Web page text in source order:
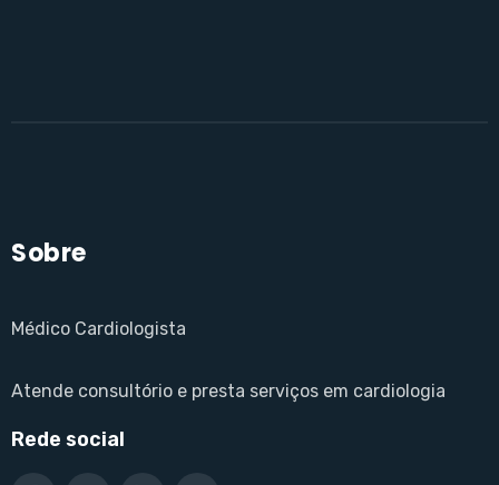
Sobre
Médico Cardiologista
Atende consultório e presta serviços em cardiologia
Rede social